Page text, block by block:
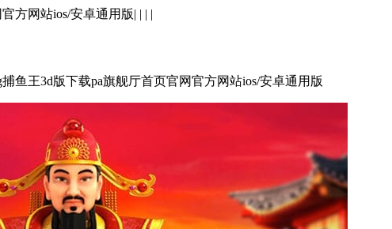
方网站ios/安卓通用版| | | |
鱼王3d版下载pa旗舰厅首页官网官方网站ios/安卓通用版